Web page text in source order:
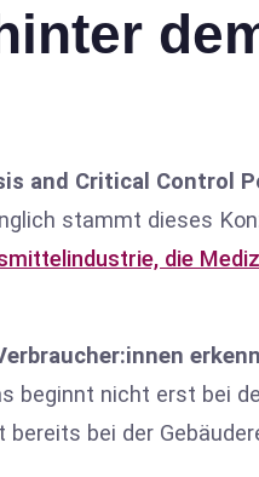
and Critical Control
stammt dieses
die
beginnt nicht erst bei
bei der